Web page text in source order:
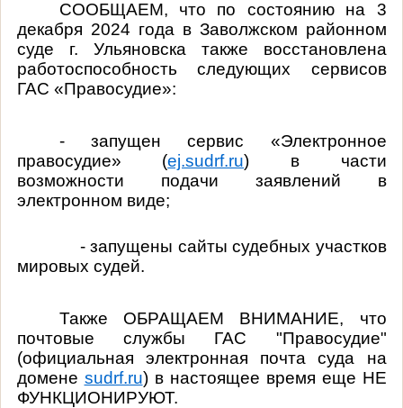
СООБЩАЕМ, что по состоянию на 3
декабря 2024 года в Заволжском районном
суде г. Ульяновска также восстановлена
работоспособность следующих сервисов
ГАС «Правосудие»:
- запущен сервис «Электронное
правосудие» (ej.sudrf.ru) в части
возможности подачи заявлений в
электронном виде;
- запущены сайты судебных участков
мировых судей.
Также ОБРАЩАЕМ ВНИМАНИЕ, что
почтовые службы ГАС "Правосудие"
(официальная электронная почта суда на
домене sudrf.ru) в настоящее время еще НЕ
ФУНКЦИОНИРУЮТ.